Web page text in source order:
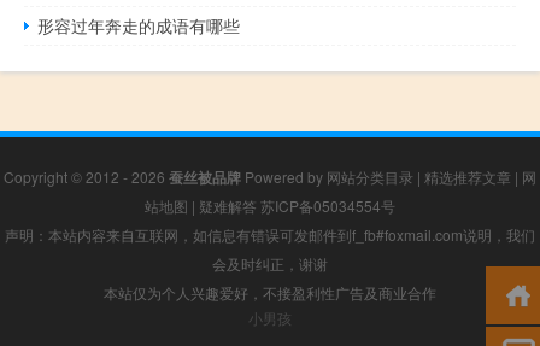
形容过年奔走的成语有哪些
Copyright © 2012 - 2026 蚕丝被品牌 Powered by 网站分类目录 | 精选推荐文章 | 网
站地图 | 疑难解答 苏ICP备05034554号
声明：本站内容来自互联网，如信息有错误可发邮件到f_fb#foxmail.com说明，我们
会及时纠正，谢谢
本站仅为个人兴趣爱好，不接盈利性广告及商业合作
小男孩